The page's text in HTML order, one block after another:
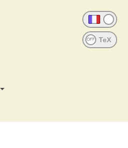
OFF